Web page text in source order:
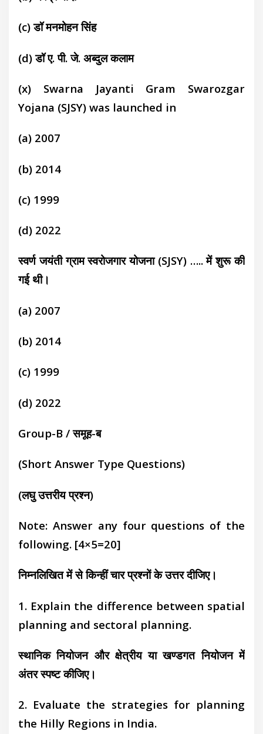
(c)डॉ मनमोहन सिंह
(d)डॉ ए. पी. जे. अब्दुल कलाम
(x) Swarna Jayanti Gram Swarozgar
Yojana (SJSY) was launched in
(a) 2007
(b) 2014
(c) 1999
(d) 2022
स्वर्ण जयंती ग्राम स्वरोजगार योजना (SJSY) ….. में शुरू की
गई थी।
(a) 2007
(b) 2014
(c) 1999
(d) 2022
Group-B / समूह-ब
(Short Answer Type Questions)
(लघु उत्तरीय प्रश्न)
Note: Answer any four questions of the
following. [4×5=20]
निम्नलिखित में से किन्हीं चार प्रश्नों के उत्तर दीजिए।
1. Explain the difference between spatial
planning and sectoral planning.
स्थानिक नियोजन और क्षेत्रीय या खण्डगत नियोजन में
अंतर स्पष्ट कीजिए।
2. Evaluate the strategies for planning
the Hilly Regions in India.